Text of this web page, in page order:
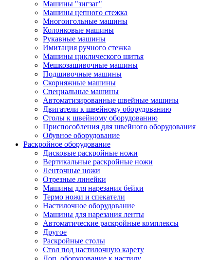
Машины "зигзаг"
Машины цепного стежка
Многоигольные машины
Колонковые машины
Рукавные машины
Имитация ручного стежка
Машины циклического шитья
Мешкозашивочные машины
Подшивочные машины
Скорняжные машины
Специальные машины
Автоматизированные швейные машины
Двигатели к швейному оборудованию
Столы к швейному оборудованию
Приспособления для швейного оборудования
Обувное оборудование
Раскройное оборудование
Дисковые раскройные ножи
Вертикальные раскройные ножи
Ленточные ножи
Отрезные линейки
Машины для нарезания бейки
Термо ножи и спекатели
Настилочное оборудование
Машины для нарезания ленты
Автоматические раскройные комплексы
Другое
Раскройные столы
Стол под настилочную карету
Доп. оборудование к настилу